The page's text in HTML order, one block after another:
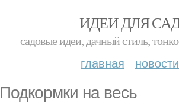
ИДЕИ ДЛЯ
садовые идеи, дачный стиль,
главная новости
Подкормки на весь